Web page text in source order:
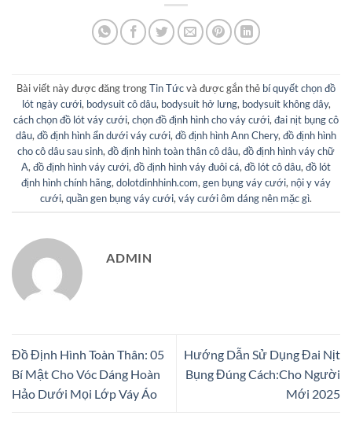
Bài viết này được đăng trongTin Tứcvà được gắn thẻ bí quyết chọn đồ
lót ngày cưới, bodysuit cô dâu, bodysuit hở lưng, bodysuit không dây,
cách chọn đồ lót váy cưới, chọn đồ định hình cho váy cưới, đai nịt bụng cô
dâu, đồ định hình ẩn dưới váy cưới, đồ định hình Ann Chery, đồ định hình
cho cô dâu sau sinh, đồ định hình toàn thân cô dâu, đồ định hình váy chữ
A, đồ định hình váy cưới, đồ định hình váy đuôi cá, đồ lót cô dâu, đồ lót
định hình chính hãng, dolotdinhhinh.com, gen bụng váy cưới, nội y váy
cưới, quần gen bụng váy cưới, váy cưới ôm dáng nên mặc gì.
ADMIN
Đồ Định Hình Toàn Thân: 05
Bí Mật Cho Vóc Dáng Hoàn
Hảo Dưới Mọi Lớp Váy Áo
Hướng Dẫn Sử Dụng Đai Nịt
Bụng Đúng Cách:Cho Người
Mới 2025